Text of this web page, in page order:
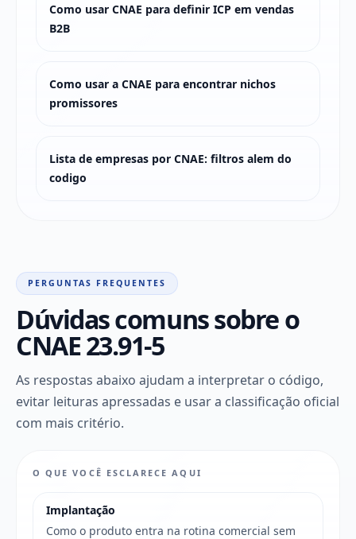
Como usar CNAE para definir ICP em vendas
B2B
Como usar a CNAE para encontrar nichos
promissores
Lista de empresas por CNAE: filtros alem do
codigo
PERGUNTAS FREQUENTES
Dúvidas comuns sobre o
CNAE 23.91-5
As respostas abaixo ajudam a interpretar o código,
evitar leituras apressadas e usar a classificação oficial
com mais critério.
O QUE VOCÊ ESCLARECE AQUI
Implantação
Como o produto entra na rotina comercial sem